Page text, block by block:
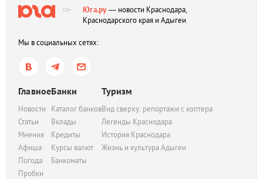
18+ Юга.ру— новости Краснодара,
Краснодарского края и Адыгеи
Мы в социальных сетях:
Главное
Новости
Статьи
Мнения
Афиша
Погода
Пробки
Банки
Каталог банков
Вклады
Кредиты
Курсы валют
Банкоматы
Туризм
Вид сверху: репортажи с коптера
Легенды Краснодара
История Краснодара
Жизнь и культура Адыгеи